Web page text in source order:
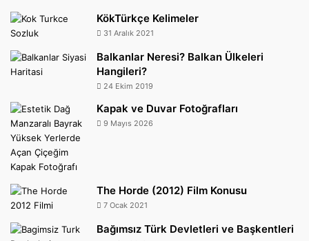
KökTürkçe Kelimeler
31 Aralık 2021
Balkanlar Neresi? Balkan Ülkeleri
Hangileri?
24 Ekim 2019
Kapak ve Duvar Fotoğrafları
9 Mayıs 2026
The Horde (2012) Film Konusu
7 Ocak 2021
Bağımsız Türk Devletleri ve Başkentleri